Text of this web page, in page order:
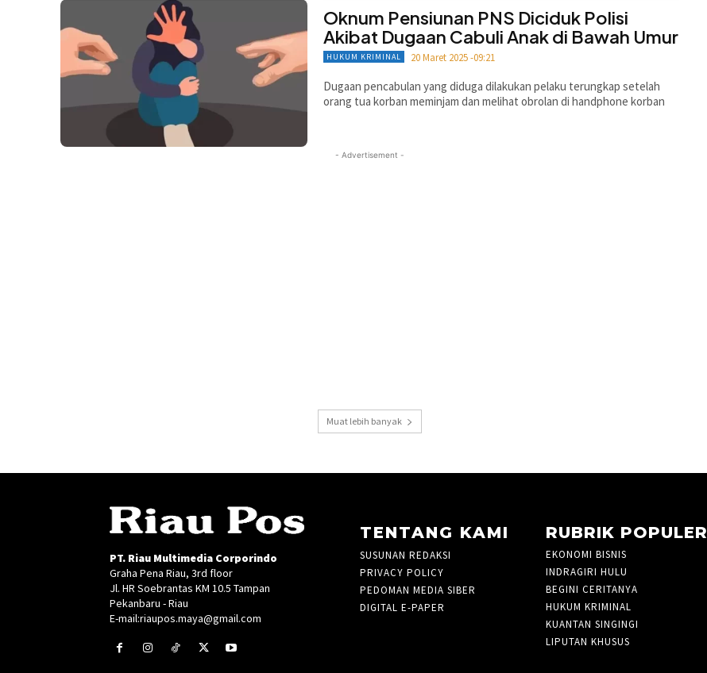
Oknum Pensiunan PNS Diciduk Polisi
Akibat Dugaan Cabuli Anak di Bawah Umur
HUKUM KRIMINAL 20 Maret 2025 -09:21
Dugaan pencabulan yang diduga dilakukan pelaku terungkap setelah
orang tua korban meminjam dan melihat obrolan di handphone korban
- Advertisement -
Muat lebih banyak
PT. Riau Multimedia Corporindo
Graha Pena Riau, 3rd floor
Jl. HR Soebrantas KM 10.5 Tampan
Pekanbaru - Riau
E-mail:riaupos.maya@gmail.com
TENTANG KAMI
SUSUNAN REDAKSI
PRIVACY POLICY
PEDOMAN MEDIA SIBER
DIGITAL E-PAPER
RUBRIK POPULER
EKONOMI BISNIS
INDRAGIRI HULU
BEGINI CERITANYA
HUKUM KRIMINAL
KUANTAN SINGINGI
LIPUTAN KHUSUS